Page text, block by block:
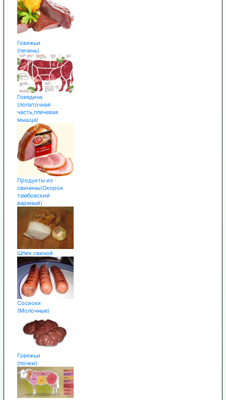
Говяжьи
(печень)
Говядина
(лопаточная
часть,плечевая
мышца)
Продукты из
свинины(Окорок
тамбовский
вареный)
Шпик свиной
Сосиски
(Молочные)
Говяжьи
(почки)